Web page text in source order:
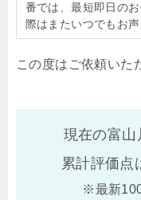
番では、最短即日の
際はまたいつでもお
この度はご依頼いた
現在の富
累計評価点
※最新